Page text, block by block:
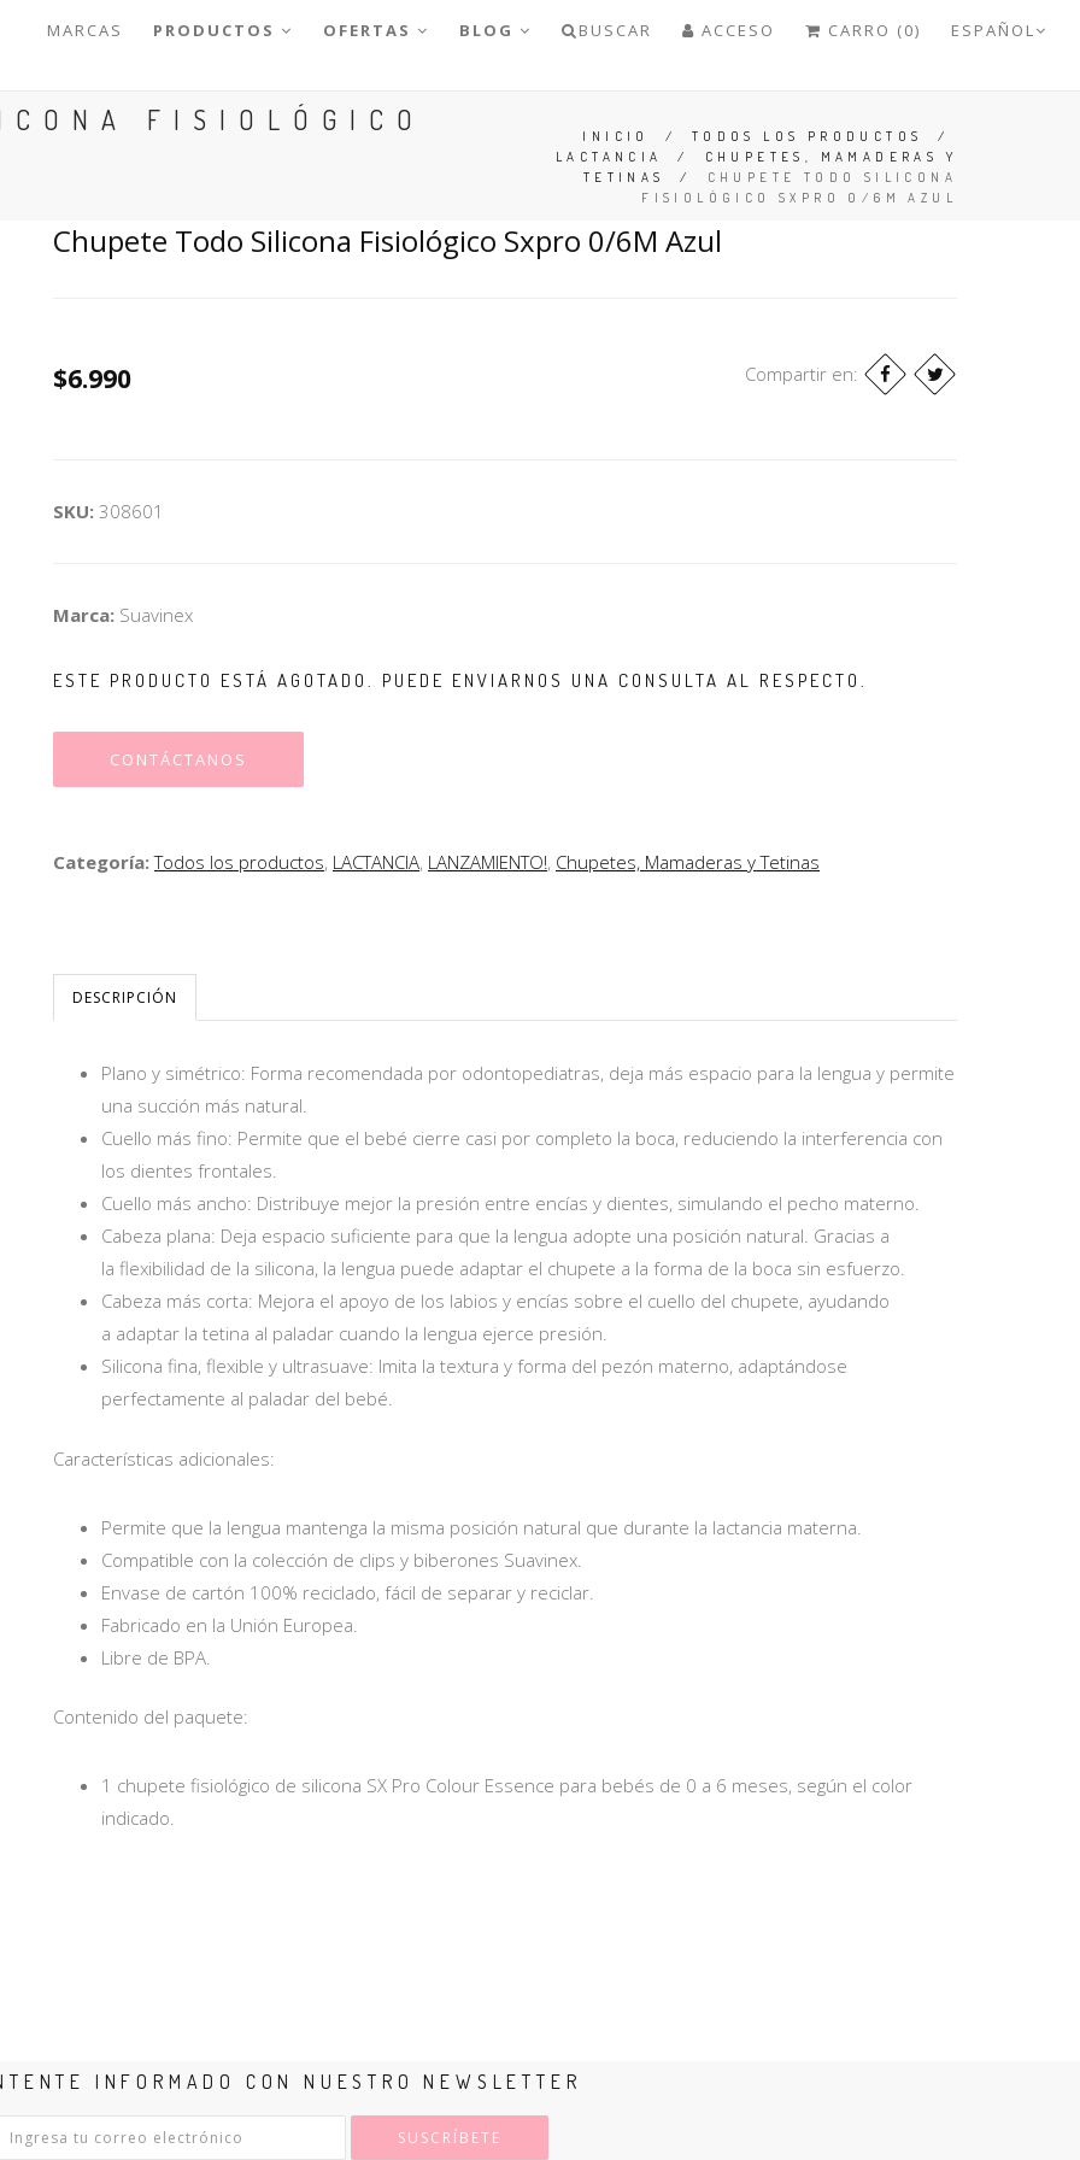
MARCAS PRODUCTOS OFERTAS BLOG BUSCAR ACCESO CARRO (0) ESPAÑOL
FISIOLÓGICO INICIO / TODOS LOS PRODUCTOS
/
LACTANCIA
/
CHUPETES, MAMADERAS Y
TETINAS
/
CHUPETE TODO SILICONA
FISIOLÓGICO SXPRO 0/6M AZUL
Chupete Todo Silicona Fisiológico Sxpro 0/6M Azul
$6.990 Compartir en:
SKU: 308601
Marca: Suavinex
ESTE PRODUCTO ESTÁ AGOTADO. PUEDE ENVIARNOS UNA CONSULTA AL RESPECTO.
CONTÁCTANOS
Categoría:Todos los productos, LACTANCIA, LANZAMIENTO!, Chupetes, Mamaderas y Tetinas
DESCRIPCIÓN
Plano y simétrico: Forma recomendada por odontopediatras, deja más espacio para la lengua y permite
una succión más natural.
Cuello más fino: Permite que el bebé cierre casi por completo la boca, reduciendo la interferencia con
los dientes frontales.
Cuello más ancho: Distribuye mejor la presión entre encías y dientes, simulando el pecho materno.
Cabeza plana: Deja espacio suficiente para que la lengua adopte una posición natural. Gracias a
la flexibilidad de la silicona, la lengua puede adaptar el chupete a la forma de la boca sin esfuerzo.
Cabeza más corta: Mejora el apoyo de los labios y encías sobre el cuello del chupete, ayudando
a adaptar la tetina al paladar cuando la lengua ejerce presión.
Silicona fina, flexible y ultrasuave: Imita la textura y forma del pezón materno, adaptándose
perfectamente al paladar del bebé.
Características adicionales:
Permite que la lengua mantenga la misma posición natural que durante la lactancia materna.
Compatible con la colección de clips y biberones Suavinex.
Envase de cartón 100% reciclado, fácil de separar y reciclar.
Fabricado en la Unión Europea.
Libre de BPA.
Contenido del paquete:
1 chupete fisiológico de silicona SX Pro Colour Essence para bebés de 0 a 6 meses, según el color
indicado.
INFORMADO CON NUESTRO NEWSLETTER
SUSCRÍBETE